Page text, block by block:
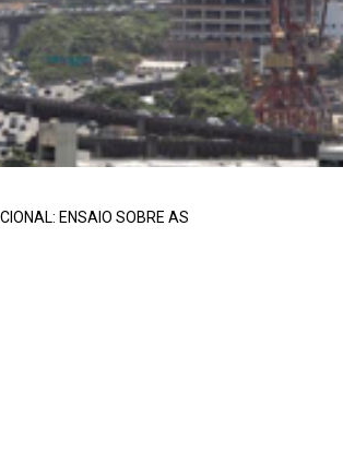
ENSAIO SOBRE AS